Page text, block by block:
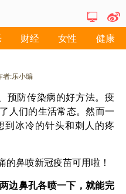
财经 女性 健康
者:乐小编
预防传染病的好方法。疫
人们的生活常态。然而一
到冰冷的针头和刺人的疼
的鼻喷新冠疫苗可用啦！
边鼻孔各喷一下，就能完